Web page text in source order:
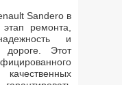
Sandero в
ремонта,
и
Этот